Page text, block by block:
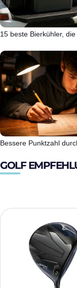
15 beste Bierkühler,
Bessere Punktzahl
GOLF